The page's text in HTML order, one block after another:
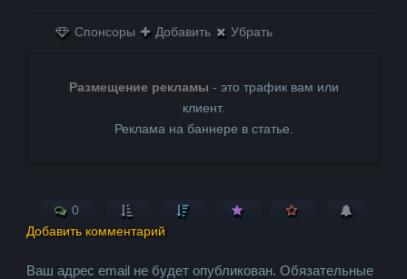
Спонсоры Добавить Убрать
Размещение рекламы - это трафик вам или
клиент.
Реклама на баннере в статье.
0
Добавить комментарий
Ваш адрес email не будет опубликован. Обязательные